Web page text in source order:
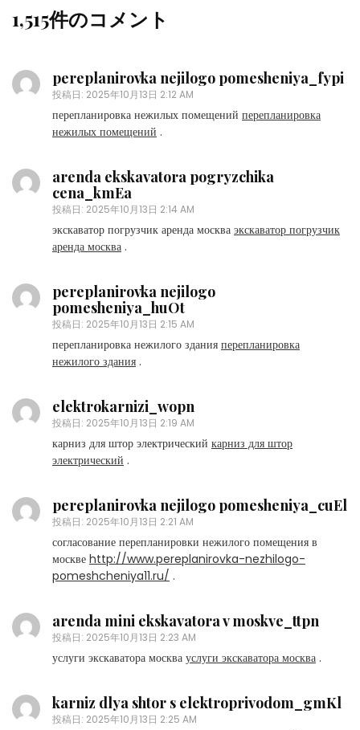
1,515件のコメント
pereplanirovka nejilogo pomesheniya_fypi
投稿日: 2025年10月13日 2:12 AM
перепланировка нежилых помещений перепланировка
нежилых помещений .
arenda ekskavatora pogryzchika
cena_kmEa
投稿日: 2025年10月13日 2:14 AM
экскаватор погрузчик аренда москва экскаватор погрузчик
аренда москва .
pereplanirovka nejilogo
pomesheniya_huOt
投稿日: 2025年10月13日 2:15 AM
перепланировка нежилого здания перепланировка
нежилого здания .
elektrokarnizi_wopn
投稿日: 2025年10月13日 2:19 AM
карниз для штор электрический карниз для штор
электрический .
pereplanirovka nejilogo pomesheniya_cuEl
投稿日: 2025年10月13日 2:21 AM
согласование перепланировки нежилого помещения в
москве http://www.pereplanirovka-nezhilogo-
pomeshcheniya11.ru/ .
arenda mini ekskavatora v moskve_ttpn
投稿日: 2025年10月13日 2:23 AM
услуги экскаватора москва услуги экскаватора москва .
karniz dlya shtor s elektroprivodom_gmKl
投稿日: 2025年10月13日 2:25 AM